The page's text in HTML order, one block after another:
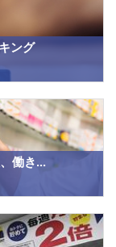
ング
働き...